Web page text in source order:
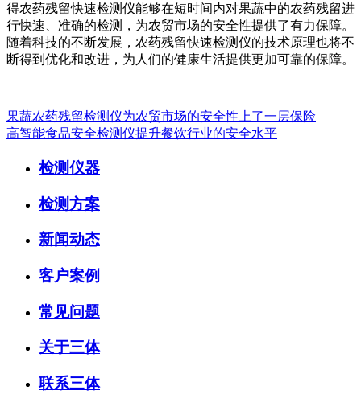
得农药残留快速检测仪能够在短时间内对果蔬中的农药残留进
行快速、准确的检测，为农贸市场的安全性提供了有力保障。
随着科技的不断发展，农药残留快速检测仪的技术原理也将不
断得到优化和改进，为人们的健康生活提供更加可靠的保障。
果蔬农药残留检测仪为农贸市场的安全性上了一层保险
高智能食品安全检测仪提升餐饮行业的安全水平
检测仪器
检测方案
新闻动态
客户案例
常见问题
关于三体
联系三体